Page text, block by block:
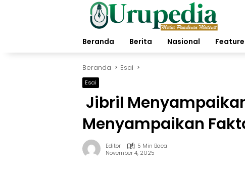
Beranda
Berita Nasional Feature
Beranda Esai
Esai
Jibril
Menyampaikan
Editor
5 Min Baca
November 4, 2025